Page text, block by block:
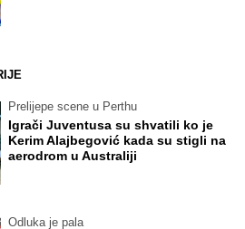
Prelijepe scene u Perthu
Igrači Juventusa su shvatili ko je
Kerim Alajbegović kada su stigli na
aerodrom u Australiji
Odluka je pala